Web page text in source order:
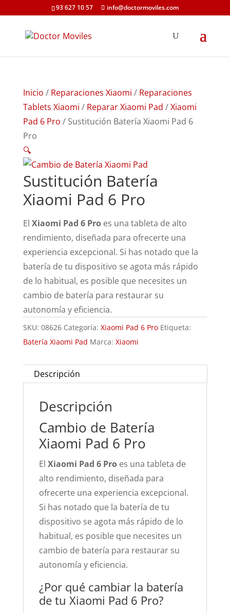
93 627 10 57 info@doctormoviles.com
Inicio / Reparaciones Xiaomi / Reparaciones
Tablets Xiaomi / Reparar Xiaomi Pad /Xiaomi
Pad 6 Pro / Sustitución Batería Xiaomi Pad 6
Pro
🔍
Sustitución Batería
Xiaomi Pad 6 Pro
El Xiaomi Pad 6 Proes una tableta de alto
rendimiento, diseñada para ofrecerte una
experiencia excepcional. Si has notado que la
batería de tu dispositivo se agota más rápido
de lo habitual, es posible que necesites un
cambio de batería para restaurar su
autonomía y eficiencia.
SKU: 08626 Categoría: Xiaomi Pad 6 Pro Etiqueta:
Batería Xiaomi Pad Marca: Xiaomi
Descripción
Descripción
Cambio de Batería
Xiaomi Pad 6 Pro
El Xiaomi Pad 6 Proes una tableta de
alto rendimiento, diseñada para
ofrecerte una experiencia excepcional.
Si has notado que la batería de tu
dispositivo se agota más rápido de lo
habitual, es posible que necesites un
cambio de batería para restaurar su
autonomía y eficiencia.
¿Por qué cambiar la batería
de tu Xiaomi Pad 6 Pro?